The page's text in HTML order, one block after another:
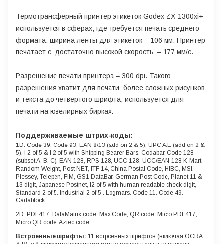
Термотрансферный принтер этикеток Godex ZX-1300xi+
используется в сферах, где требуется печать среднего
формата: ширина ленты для этикеток – 106 мм. Принтер
печатает c достаточно высокой скорость – 177 мм/c.
Разрешение печати принтера – 300 dpi. Такого
разрешения хватит для печати более сложных рисунков
и текста до четвертого шрифта, используется для
печати на ювелирных бирках.
Поддерживаемые штрих-коды:
1D: Code 39, Code 93, EAN 8/13 (add on 2 & 5), UPC A/E (add on 2 &
5), I 2 of 5 & I 2 of 5 with Shipping Bearer Bars, Codabar, Code 128
(subset A, B, C), EAN 128, RPS 128, UCC 128, UCC/EAN-128 K-Mart,
Random Weight, Post NET, ITF 14, China Postal Code, HIBC, MSI,
Plessey, Telepen, FIM, GS1 DataBar, German Post Code, Planet 11 &
13 digit, Japanese Postnet, I2 of 5 with human readable check digit,
Standard 2 of 5, Industrial 2 of 5 , Logmars, Code 11, Code 49,
Cadablock.
2D: PDF417, DataMatrix code, MaxiCode, QR code, Micro PDF417,
Micro QR code, Aztec code.
Встроенные шрифты: 11 встроенных шрифтов (включая OCRA